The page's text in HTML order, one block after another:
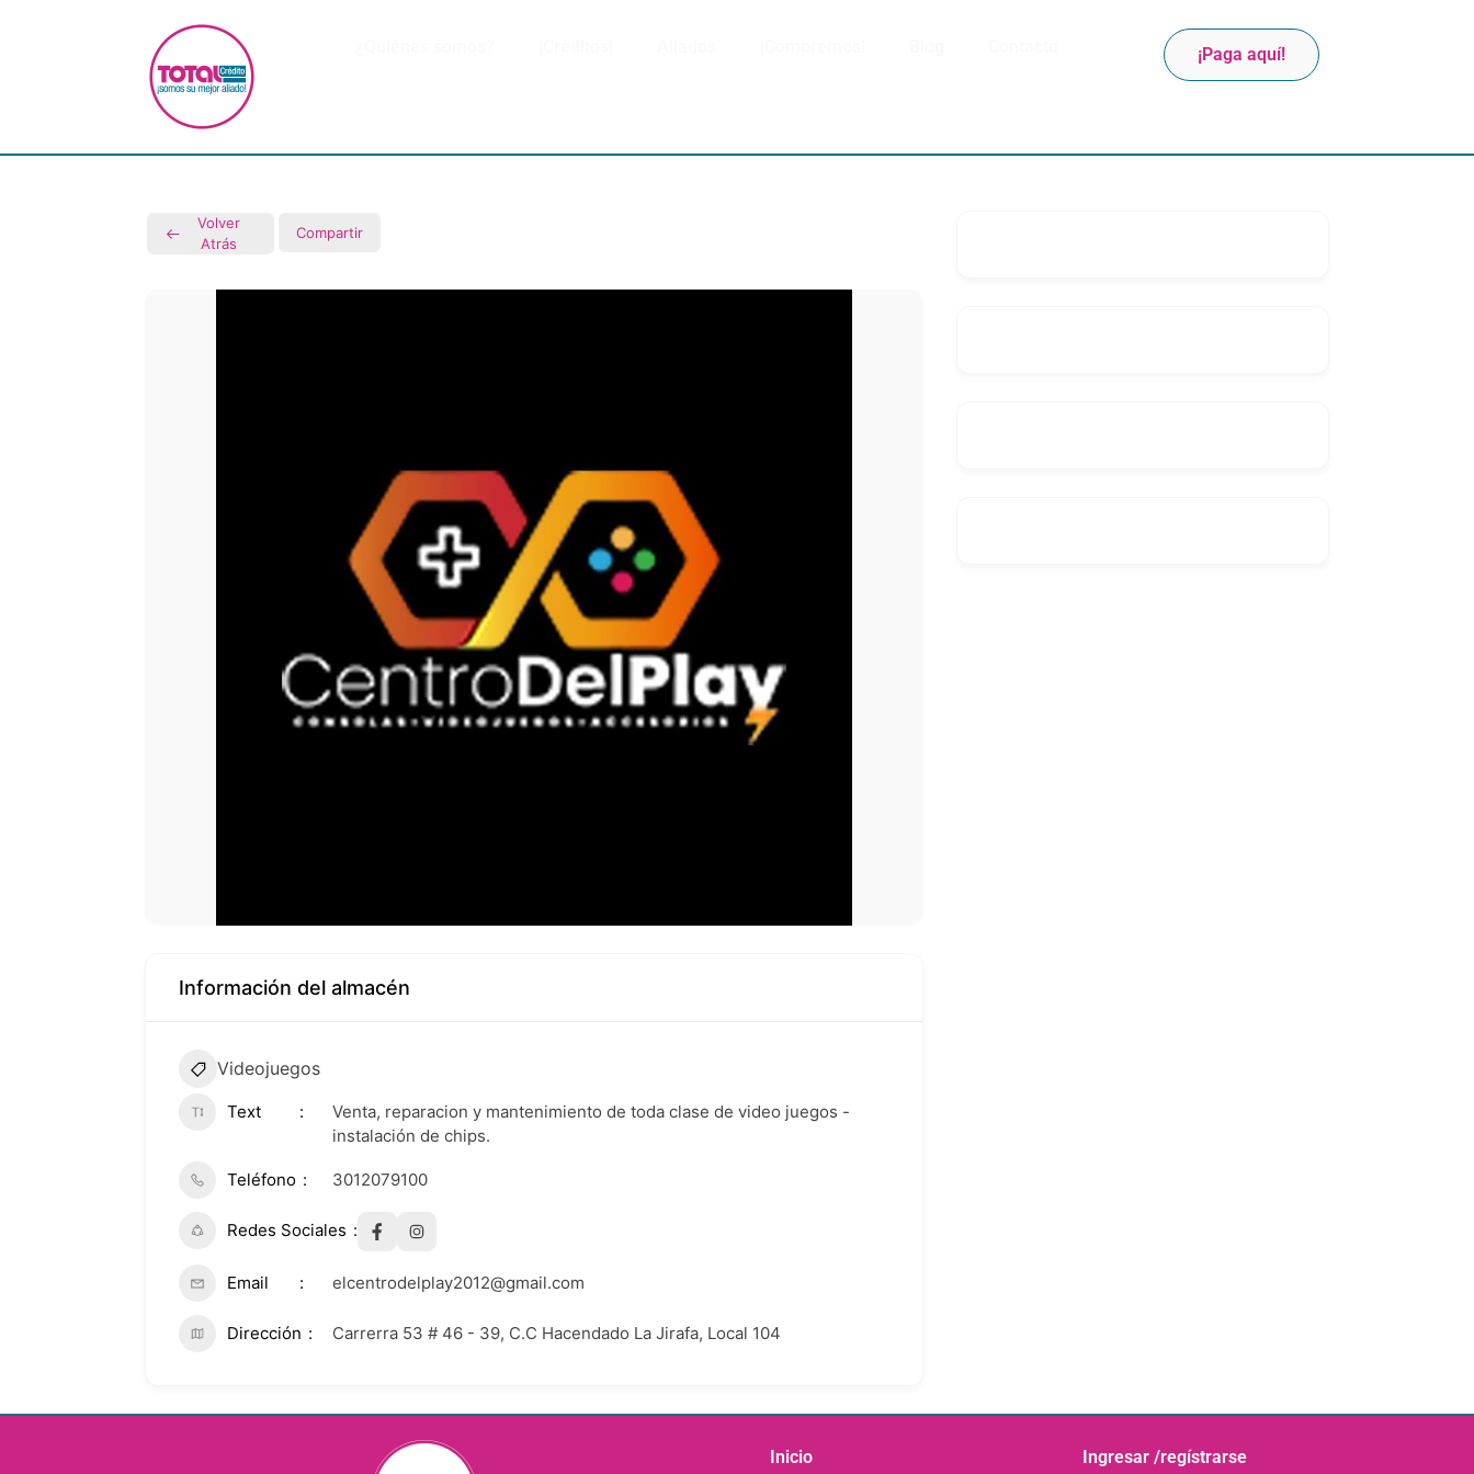
¡Paga aquí!
Volver
Atrás
Compartir
Información del almacén
Videojuegos
Text
Venta, reparacion y mantenimiento de toda clase de video juegos -
instalación de chips.
Teléfono 3012079100
Redes Sociales
Email elcentrodelplay2012@gmail.com
Dirección Carrerra 53 # 46 - 39, C.C Hacendado La Jirafa, Local 104
Inicio Ingresar /regístrarse